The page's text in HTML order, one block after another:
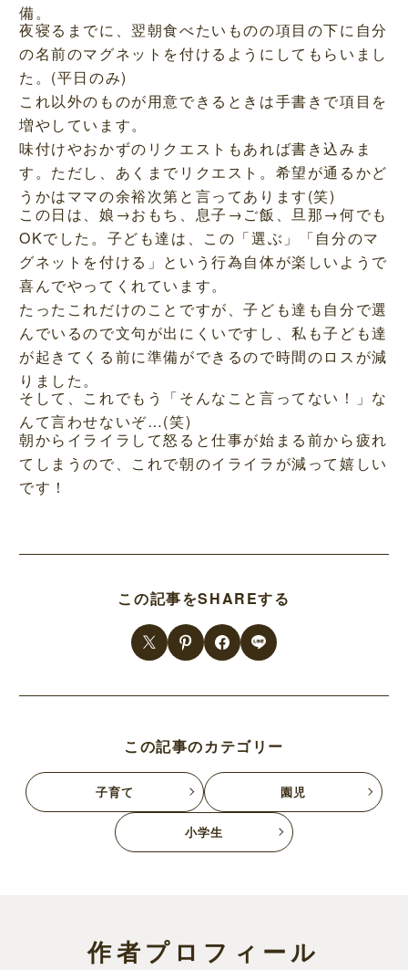
備。
夜寝るまでに、翌朝食べたいものの項目の下に自分
の名前のマグネットを付けるようにしてもらいまし
た。(平日のみ)
これ以外のものが用意できるときは手書きで項目を
増やしています。
味付けやおかずのリクエストもあれば書き込みま
す。ただし、あくまでリクエスト。希望が通るかど
うかはママの余裕次第と言ってあります(笑)
この日は、娘→おもち、息子→ご飯、旦那→何でも
OKでした。子ども達は、この「選ぶ」「自分のマ
グネットを付ける」という行為自体が楽しいようで
喜んでやってくれています。
たったこれだけのことですが、子ども達も自分で選
んでいるので文句が出にくいですし、私も子ども達
が起きてくる前に準備ができるので時間のロスが減
りました。
そして、これでもう「そんなこと言ってない！」な
んて言わせないぞ…(笑)
朝からイライラして怒ると仕事が始まる前から疲れ
てしまうので、これで朝のイライラが減って嬉しい
です！
この記事をSHAREする
この記事のカテゴリー
子育て 園児
小学生
作者プロフィール